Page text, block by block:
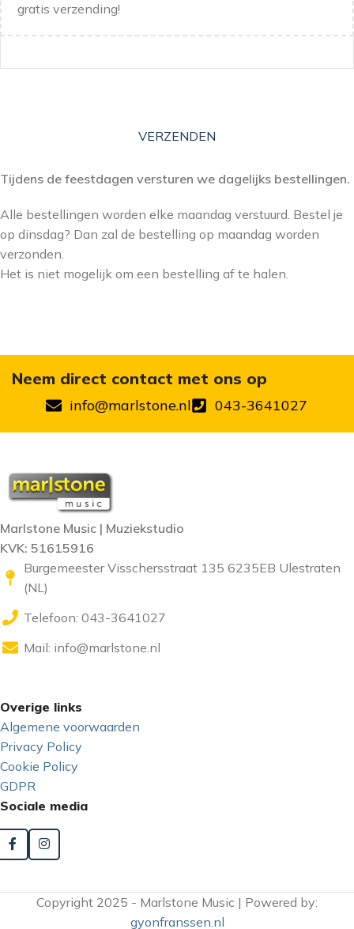
gratis verzending!
VERZENDEN
Tijdens de feestdagen versturen we dagelijks bestellingen.
Alle bestellingen worden elke maandag verstuurd. Bestel je
op dinsdag? Dan zal de bestelling op maandag worden
verzonden.
Het is niet mogelijk om een bestelling af te halen.
Neem direct contact met ons op
info@marlstone.nl 043-3641027
Marlstone Music | Muziekstudio
KVK: 51615916
Burgemeester Visschersstraat 135 6235EB Ulestraten
(NL)
Telefoon: 043-3641027
Mail: info@marlstone.nl
Overige links
Algemene voorwaarden
Privacy Policy
Cookie Policy
GDPR
Sociale media
Copyright 2025 - Marlstone Music | Powered by:
gyonfranssen.nl